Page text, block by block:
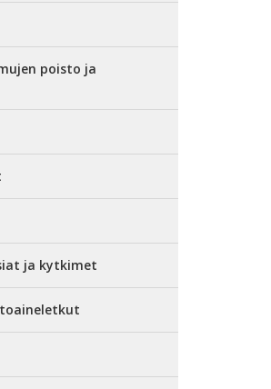
poisto ja
ja kytkimet